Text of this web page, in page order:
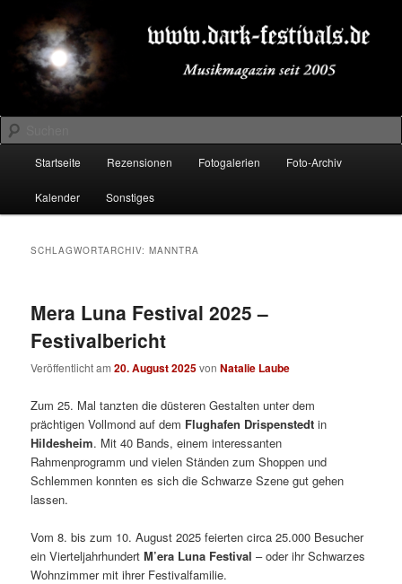
primären
Inhalt
springen
sekundären
Inhalt
springenDARK-FESTIVALS.DE
Suchen
Startseite Rezensionen Fotogalerien Foto-Archiv
Kalender Sonstiges
SCHLAGWORTARCHIV:MANNTRA
Mera Luna Festival 2025 –
Festivalbericht
Veröffentlicht am20. August 2025vonNatalie Laube
Zum 25. Mal tanzten die düsteren Gestalten unter dem
prächtigen Vollmond auf dem Flughafen Drispenstedt in
Hildesheim. Mit 40 Bands, einem interessanten
Rahmenprogramm und vielen Ständen zum Shoppen und
Schlemmen konnten es sich die Schwarze Szene gut gehen
lassen.
Vom 8. bis zum 10. August 2025 feierten circa 25.000 Besucher
ein VierteljahrhundertM’era Luna Festival – oder ihr Schwarzes
Wohnzimmer mit ihrer Festivalfamilie.